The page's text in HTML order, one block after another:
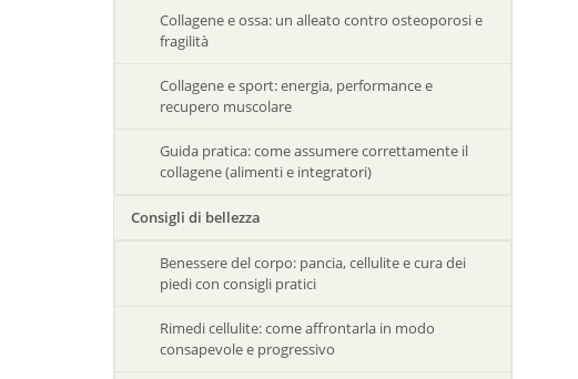
Collagene e ossa: un alleato contro osteoporosi e
fragilità
Collagene e sport: energia, performance e
recupero muscolare
Guida pratica: come assumere correttamente il
collagene (alimenti e integratori)
Consigli di bellezza
Benessere del corpo: pancia, cellulite e cura dei
piedi con consigli pratici
Rimedi cellulite: come affrontarla in modo
consapevole e progressivo